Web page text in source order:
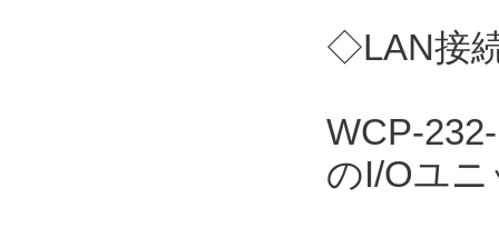
◇LAN接
WCP-
のI/Oユ